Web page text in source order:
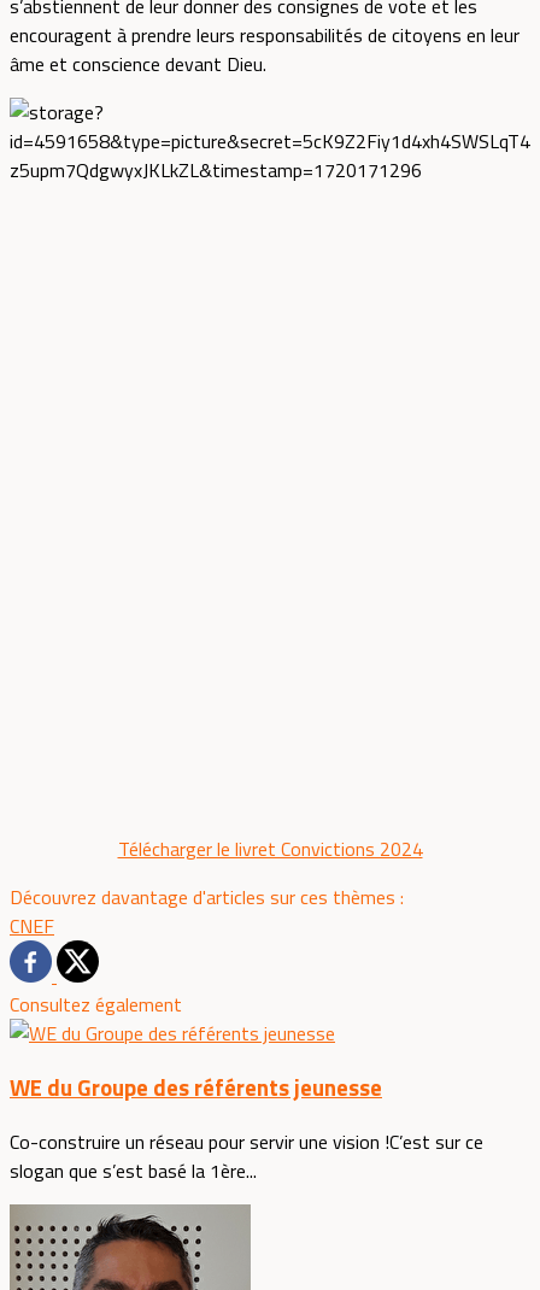
s’abstiennent de leur donner des consignes de vote et les
encouragent à prendre leurs responsabilités de citoyens en leur
âme et conscience devant Dieu.
Télécharger le livret Convictions 2024
Découvrez davantage d'articles sur ces thèmes :
CNEF
Consultez également
WE du Groupe des référents jeunesse
Co-construire un réseau pour servir une vision !C’est sur ce
slogan que s’est basé la 1ère...